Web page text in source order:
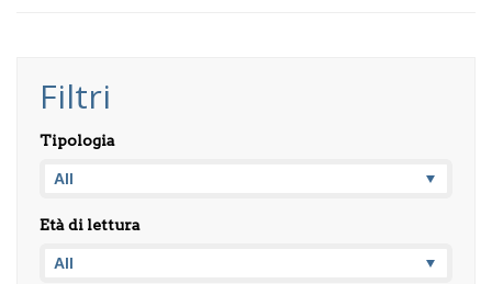
Filtri
Tipologia
Età di lettura